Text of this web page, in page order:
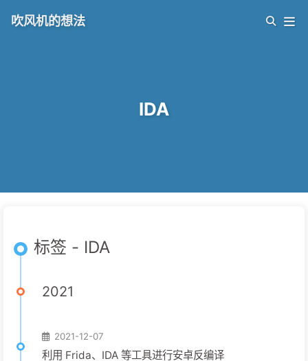
吹风机的想法
IDA
标签 - IDA
2021
2021-12-07
利用 Frida、IDA 等工具进行安卓反编译